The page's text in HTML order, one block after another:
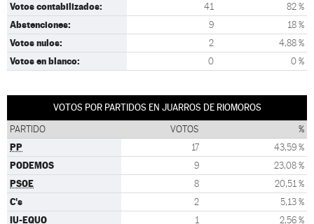
Votos contabilizados: 41 82 %
Abstenciones: 9 18 %
Votos nulos: 2 4,88 %
Votos en blanco: 0 0 %
VOTOS POR PARTIDOS EN JUARROS DE RIOMOROS
PARTIDO VOTOS %
PP 17 43,59 %
PODEMOS 9 23,08 %
PSOE 8 20,51 %
C's 2 5,13 %
IU-EQUO 1 2,56 %